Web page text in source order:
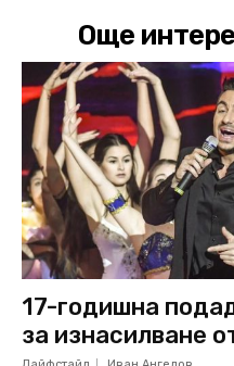
Още
17-годишна
за изнасилване